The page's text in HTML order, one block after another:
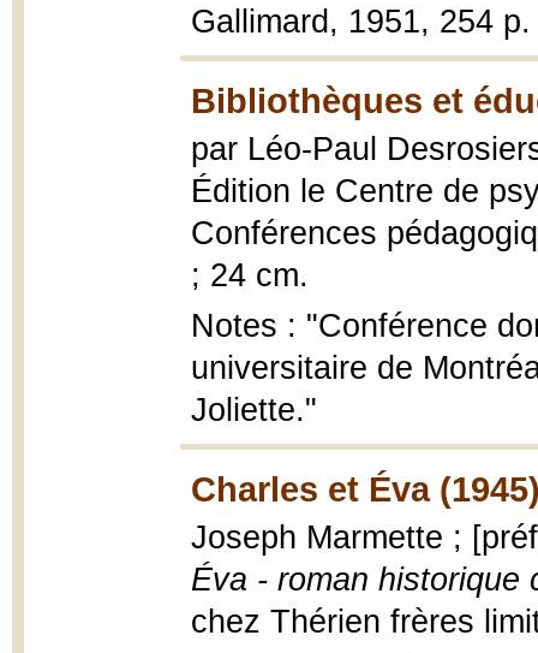
Gallimard, 1951, 254
Bibliothèques et
par Léo-Paul
Édition le Centre de
Conférences
; 24 cm.
Notes : "Conférence
universitaire de
Joliette."
Charles et Éva
Joseph Marmette ;
Éva - roman historique
chez Thérien frères